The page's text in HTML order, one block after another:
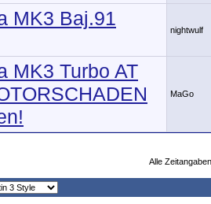
MK3 Baj.91
nightwulf
MK3 Turbo AT
MaGo
Alle